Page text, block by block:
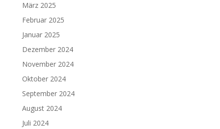
März 2025
Februar 2025
Januar 2025
Dezember 2024
November 2024
Oktober 2024
September 2024
August 2024
Juli 2024